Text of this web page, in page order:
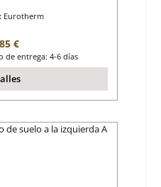
Eurotherm
normal:
€
de entrega: 4-6 días